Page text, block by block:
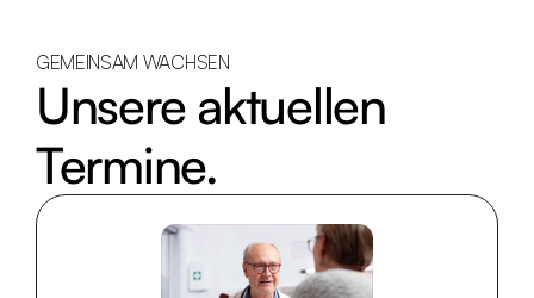
GEMEINSAM WACHSEN
Unsere aktuellen
Termine.